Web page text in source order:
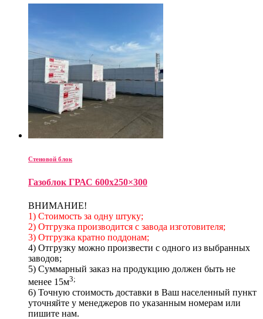
Стеновой блок
Газоблок ГРАС 600х250×300
ВНИМАНИЕ!
1) Стоимость за одну штуку;
2) Отгрузка производится с завода изготовителя;
3) Отгрузка кратно поддонам;
4) Отгрузку можно произвести с одного из выбранных
заводов;
5) Суммарный заказ на продукцию должен быть не
менее 15м3;
6) Точную стоимость доставки в Ваш населенный пункт
уточняйте у менеджеров по указанным номерам или
пишите нам.